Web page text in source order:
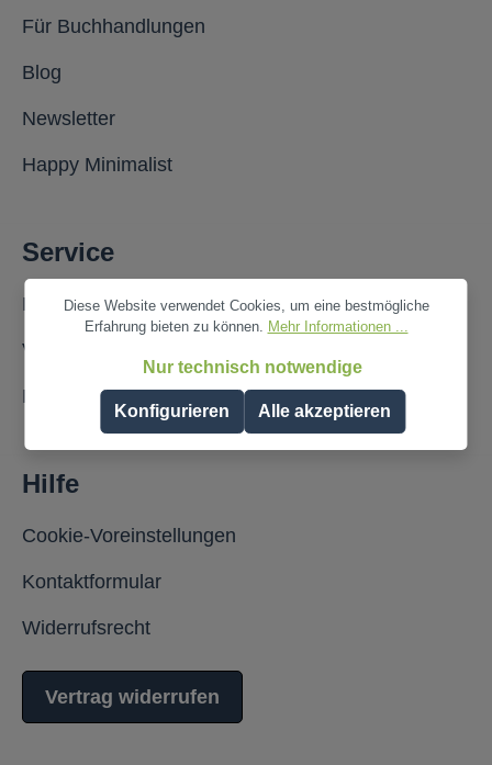
Für Buchhandlungen
Blog
Newsletter
Happy Minimalist
Service
Fragen und Antworten
Versand- und Zahlungsbedingungen
Partner werden
Hilfe
Cookie-Voreinstellungen
Kontaktformular
Widerrufsrecht
Vertrag widerrufen
Diese Website verwendet Cookies, um eine bestmögliche
Erfahrung bieten zu können.
Mehr Informationen ...
Nur technisch notwendige
Konfigurieren Alle akzeptieren